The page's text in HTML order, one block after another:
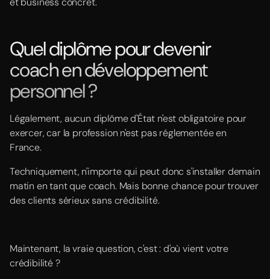
Quel diplôme pour devenir
coach en développement
personnel ?
Légalement, aucun diplôme d'État n'est obligatoire pour
exercer, car la profession n'est pas réglementée en
France.
Techniquement, n'importe qui peut donc s'installer demain
matin en tant que coach. Mais bonne chance pour trouver
des clients sérieux sans crédibilité.
Maintenant, la vraie question, c'est : d'où vient votre
crédibilité ?